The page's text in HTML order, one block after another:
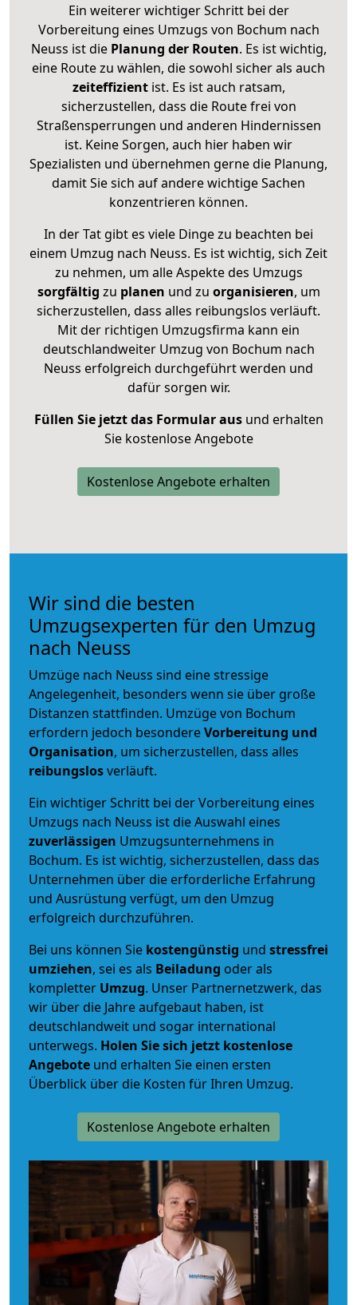
Ein weiterer wichtiger Schritt bei der
Vorbereitung eines Umzugs von Bochum nach
Neuss ist diePlanung der Routen. Es ist wichtig,
eine Route zu wählen, die sowohl sicher als auch
zeiteffizientist. Es ist auch ratsam,
sicherzustellen, dass die Route frei von
Straßensperrungen und anderen Hindernissen
ist. Keine Sorgen, auch hier haben wir
Spezialisten und übernehmen gerne die Planung,
damit Sie sich auf andere wichtige Sachen
konzentrieren können.
In der Tat gibt es viele Dinge zu beachten bei
einem Umzug nach Neuss. Es ist wichtig, sich Zeit
zu nehmen, um alle Aspekte des Umzugs
sorgfältig zu planen und zu organisieren, um
sicherzustellen, dass alles reibungslos verläuft.
Mit der richtigen Umzugsfirma kann ein
deutschlandweiter Umzug von Bochum nach
Neuss erfolgreich durchgeführt werden und
dafür sorgen wir.
Füllen Sie jetzt das Formular ausund erhalten
Sie kostenlose Angebote
Kostenlose Angebote erhalten
Wir sind die besten
Umzugsexperten für den Umzug
nach Neuss
Umzüge nach Neuss sind eine stressige
Angelegenheit, besonders wenn sie über große
Distanzen stattfinden. Umzüge von Bochum
erfordern jedoch besondereVorbereitung und
Organisation, um sicherzustellen, dass alles
reibungslosverläuft.
Ein wichtiger Schritt bei der Vorbereitung eines
Umzugs nach Neuss ist die Auswahl eines
zuverlässigen Umzugsunternehmens in
Bochum. Es ist wichtig, sicherzustellen, dass das
Unternehmen über die erforderliche Erfahrung
und Ausrüstung verfügt, um den Umzug
erfolgreich durchzuführen.
Bei uns können Sie kostengünstig und stressfrei
umziehen, sei es als Beiladung oder als
kompletter Umzug. Unser Partnernetzwerk, das
wir über die Jahre aufgebaut haben, ist
deutschlandweit und sogar international
unterwegs. Holen Sie sich jetzt kostenlose
Angebote und erhalten Sie einen ersten
Überblick über die Kosten für Ihren Umzug.
Kostenlose Angebote erhalten